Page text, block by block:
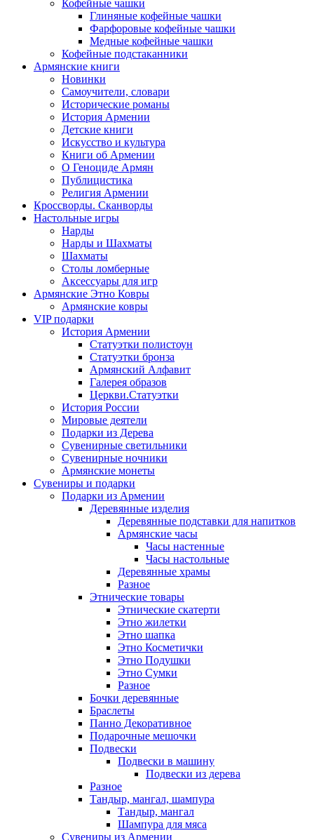
Кофейные чашки
Глиняные кофейные чашки
Фарфоровые кофейные чашки
Медные кофейные чашки
Кофейные подстаканники
Армянские книги
Новинки
Самоучители, словари
Исторические романы
История Армении
Детские книги
Иcкусство и культура
Книги об Армении
О Геноциде Армян
Публицистика
Религия Армении
Кроссворды. Сканворды
Настольные игры
Нарды
Нарды и Шахматы
Шахматы
Столы ломберные
Аксессуары для игр
Армянские Этно Ковры
Армянские ковры
VIP подарки
История Армении
Статуэтки полистоун
Статуэтки бронза
Армянский Алфавит
Галерея образов
Церкви.Статуэтки
История России
Мировые деятели
Подарки из Дерева
Сувенирные светильники
Сувенирные ночники
Армянские монеты
Сувениры и подарки
Подарки из Армении
Деревянные изделия
Деревянные подставки для напитков
Армянские часы
Часы настенные
Часы настольные
Деревянные храмы
Разное
Этнические товары
Этнические скатерти
Этно жилетки
Этно шапка
Этно Косметички
Этно Подушки
Этно Сумки
Разное
Бочки деревянные
Браслеты
Панно Декоративное
Подарочные мешочки
Подвески
Подвески в машину
Подвески из дерева
Разное
Тандыр, мангал, шампура
Тандыр, мангал
Шампура для мяса
Сувениры из Армении